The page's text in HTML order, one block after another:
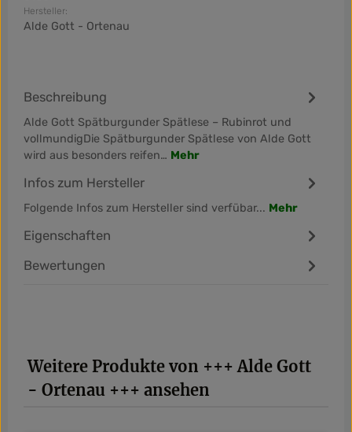
Hersteller:
Alde Gott - Ortenau
Beschreibung
Alde Gott Spätburgunder Spätlese – Rubinrot und
vollmundigDie Spätburgunder Spätlese von Alde Gott
wird aus besonders reifen… Mehr
Infos zum Hersteller
Folgende Infos zum Hersteller sind verfübar... Mehr
Eigenschaften
Bewertungen
Produktgalerie überspringen
Weitere Produkte von +++ Alde Gott
- Ortenau +++ ansehen